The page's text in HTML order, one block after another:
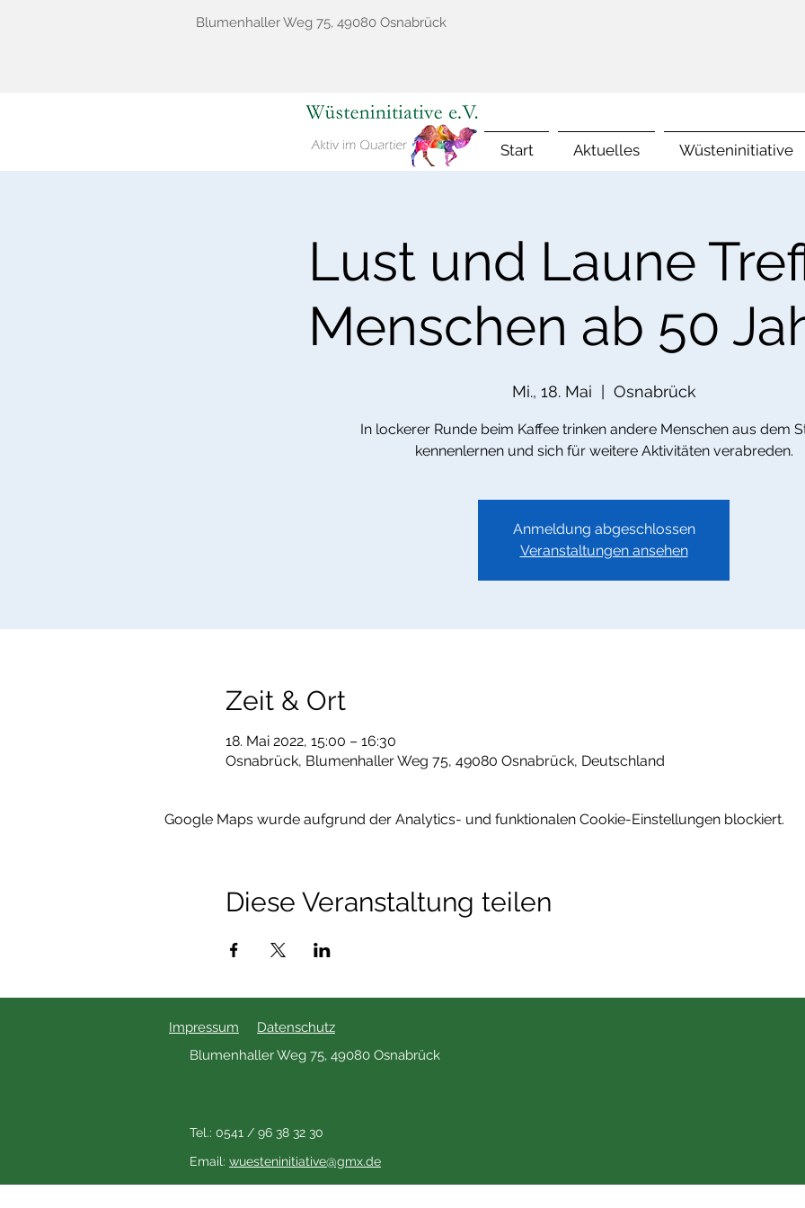
Blumenhaller Weg 75, 49080 Osnabrück
Start Aktuelles Wüsteninitiative
Lust und Laune
Menschen ab 50
Mi., 18. Mai Osnabrück
In lockerer Runde beim Kaffee trinken andere Menschen aus dem
kennenlernen und sich für weitere Aktivitäten verabreden.
Anmeldung abgeschlossen
Veranstaltungen ansehen
Zeit & Ort
18. Mai 2022, 15:00 – 16:30
Osnabrück, Blumenhaller Weg 75, 49080 Osnabrück, Deutschland
Google Maps wurde aufgrund der Analytics- und funktionalen Cookie-Einstellungen blockiert.
Diese Veranstaltung teilen
Impressum
Datenschutz
Blumenhaller Weg 75, 49080 Osnabrück
Tel.: 0541 / 96 38 32 30
Email: wuesteninitiative@gmx.de